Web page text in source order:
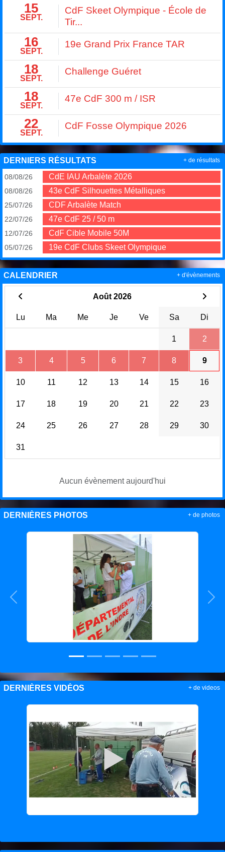
15
SEPT.
CdF Skeet Olympique - École de
Tir...
16
SEPT.
19e Grand Prix France TAR
18
SEPT.
Challenge Guéret
18
SEPT.
47e CdF 300 m / ISR
22
SEPT.
CdF Fosse Olympique 2026
DERNIERS RÉSULTATS
08/08/26 CdE IAU Arbalète 2026
08/08/26 43e CdF Silhouettes Métalliques
25/07/26 CDF Arbalète Match
22/07/26 47e CdF 25 / 50 m
12/07/26 CdF Cible Mobile 50M
05/07/26 19e CdF Clubs Skeet Olympique
+ de résultats
CALENDRIER
Août 2026
Lu Ma Me Je Ve Sa Di
1 2
3 4 5 6 7 8 9
10 11 12 13 14 15 16
17 18 19 20 21 22 23
24 25 26 27 28 29 30
31
Aucun évènement aujourd'hui
+ d'évènements
DERNIÈRES PHOTOS
Précedent
+ de photos
DERNIÈRES VIDÉOS + de videos